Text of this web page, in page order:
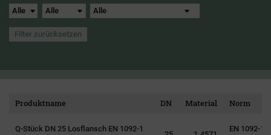
Filter zurücksetzen
Produktname DN Material Norm
Q-Stück DN 25 Losflansch EN 1092-1
EN 1092-1